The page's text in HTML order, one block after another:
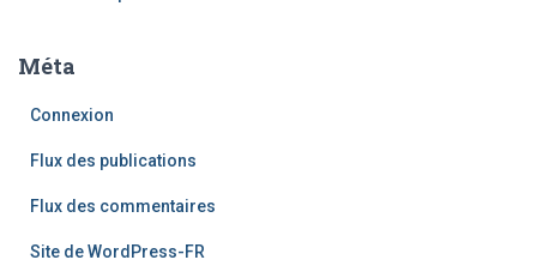
Méta
Connexion
Flux des publications
Flux des commentaires
Site de WordPress-FR